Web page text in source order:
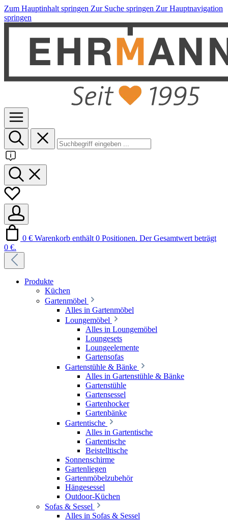
Zum Hauptinhalt springen Zur Suche springen Zur Hauptnavigation
springen
0 € Warenkorb enthält 0 Positionen. Der Gesamtwert beträgt
0 €.
Produkte
Küchen
Gartenmöbel
Alles in Gartenmöbel
Loungemöbel
Alles in Loungemöbel
Loungesets
Loungeelemente
Gartensofas
Gartenstühle & Bänke
Alles in Gartenstühle & Bänke
Gartenstühle
Gartensessel
Gartenhocker
Gartenbänke
Gartentische
Alles in Gartentische
Gartentische
Beistelltische
Sonnenschirme
Gartenliegen
Gartenmöbelzubehör
Hängesessel
Outdoor-Küchen
Sofas & Sessel
Alles in Sofas & Sessel